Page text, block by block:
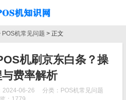
POS机常见问题 > 正文
机刷京东白条？操
费率解析
2024-06-26 分类： POS机常见问题